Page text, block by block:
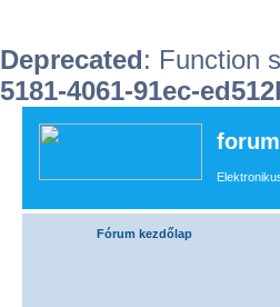
Deprecated: Function
5181-4061-91ec-
Fórum kezdőlap